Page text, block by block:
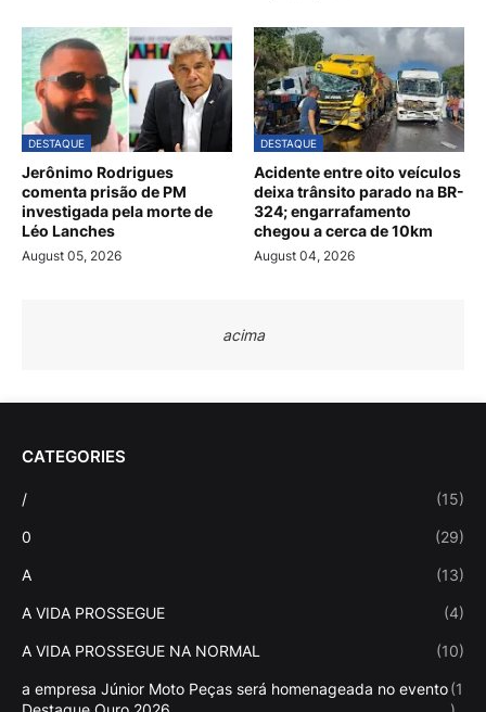
DESTAQUE
Jerônimo Rodrigues
comenta prisão de PM
investigada pela morte de
Léo Lanches
August 05, 2026
DESTAQUE
Acidente entre oito veículos
deixa trânsito parado na BR-
324; engarrafamento
chegou a cerca de 10km
August 04, 2026
acima
CATEGORIES
/ (15)
0 (29)
A (13)
A VIDA PROSSEGUE (4)
A VIDA PROSSEGUE NA NORMAL (10)
a empresa Júnior Moto Peças será homenageada no evento(1